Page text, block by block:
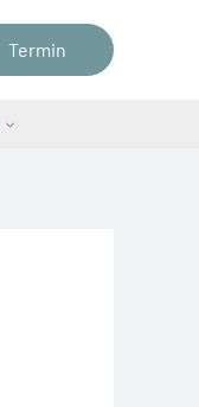
Termin